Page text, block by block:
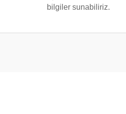
bilgiler sunabiliriz.